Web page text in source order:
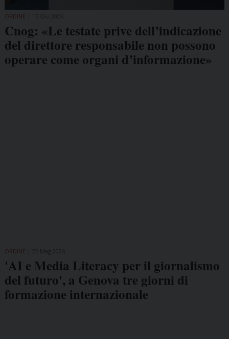
ORDINE
Cnog: «Le testate prive dell’indicazione
del direttore responsabile non possono
operare come organi d’informazione»
ORDINE
'AI e Media Literacy per il giornalismo
del futuro', a Genova tre giorni di
formazione internazionale